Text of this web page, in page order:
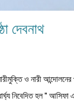
দেবনাথ
ও নারী
নিবেদিত হল " আসিফা